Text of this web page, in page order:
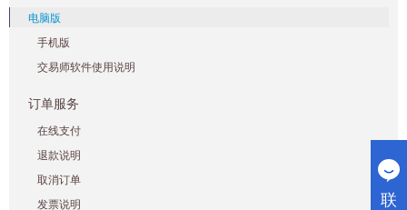
电脑版
手机版
交易师软件使用说明
订单服务
在线支付
退款说明
取消订单
发票说明
联